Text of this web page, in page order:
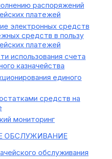
распоряжений
платежей
электронных средств
средств в пользу
платежей
использования счета
казначейства
единого
средств на
мониторинг
ОБСЛУЖИВАНИЕ
обслуживания